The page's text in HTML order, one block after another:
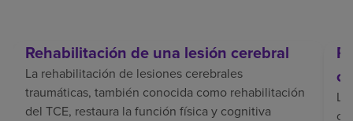
Rehabilitación de una lesión cerebral
La rehabilitación de lesiones cerebrales
traumáticas, también conocida como rehabilitación
del TCE, restaura la función física y cognitiva